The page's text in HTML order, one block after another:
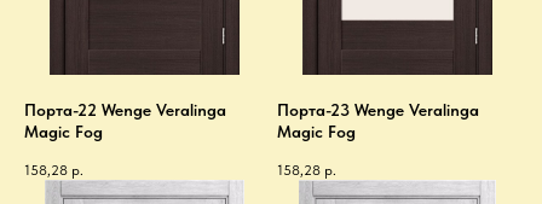
Порта-22 Wenge Veralinga
Magic Fog
158,28 р.
Порта-23 Wenge Veralinga
Magic Fog
158,28 р.